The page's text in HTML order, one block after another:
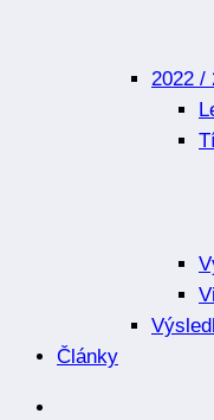
2022 /
Články